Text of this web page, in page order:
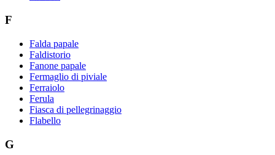
F
Falda papale
Faldistorio
Fanone papale
Fermaglio di piviale
Ferraiolo
Ferula
Fiasca di pellegrinaggio
Flabello
G